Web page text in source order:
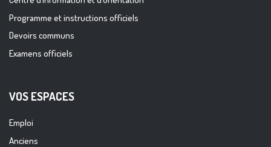
Programme et instructions officiels
Devoirs communs
Examens officiels
VOS ESPACES
Emploi
Anciens